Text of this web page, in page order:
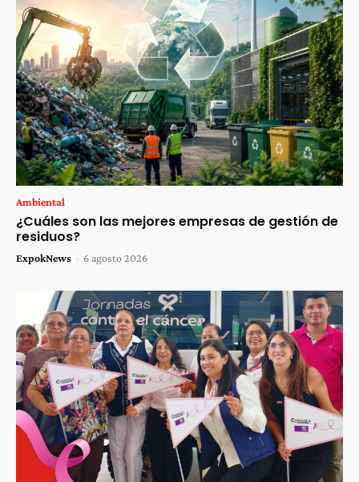
Ambiental
¿Cuáles son las mejores empresas de gestión de
residuos?
ExpokNews - 6 agosto 2026